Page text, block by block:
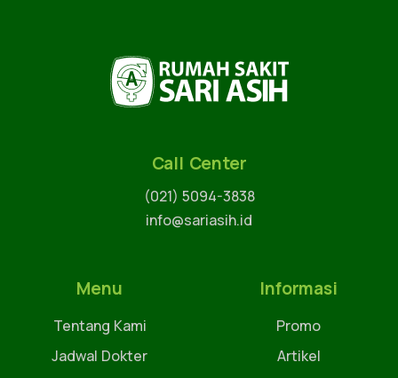
Call Center
(021) 5094-3838
info@sariasih.id
Menu
Tentang Kami
Jadwal Dokter
Informasi
Promo
Artikel